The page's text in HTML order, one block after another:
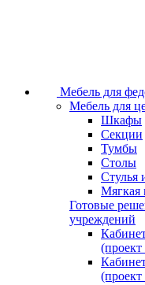
Мебель для
Мебель для
Шкафы
Секции
Тумбы
Столы
Стулья
Мягкая
Готовые
учреждений
(проект
(проект